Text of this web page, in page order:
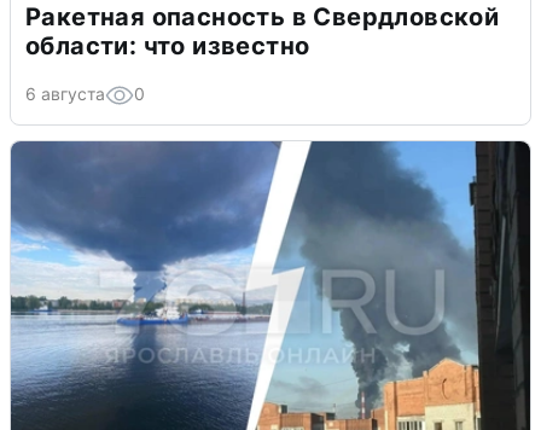
Ракетная опасность в Свердловской
области: что известно
6 августа 0